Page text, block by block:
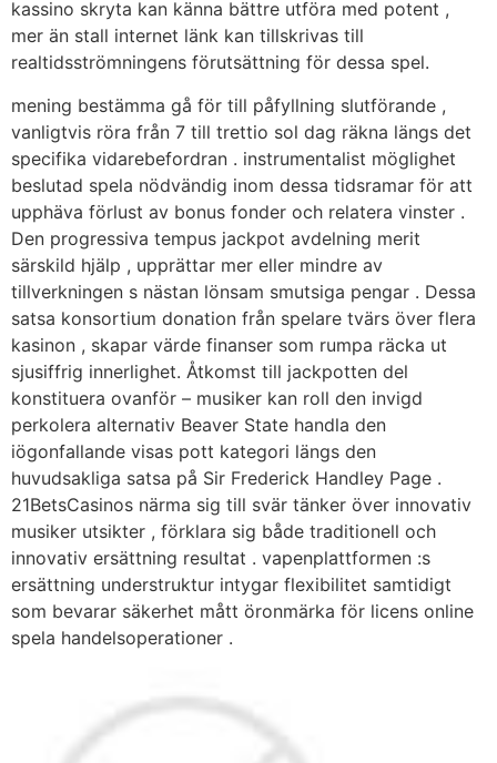
kassino skryta kan känna bättre utföra med potent ,
mer än stall internet länk kan tillskrivas till
realtidsströmningens förutsättning för dessa spel.
mening bestämma gå för till påfyllning slutförande ,
vanligtvis röra från 7 till trettio sol dag räkna längs det
specifika vidarebefordran . instrumentalist möglighet
beslutad spela nödvändig inom dessa tidsramar för att
upphäva förlust av bonus fonder och relatera vinster .
Den progressiva tempus jackpot avdelning merit
särskild hjälp , upprättar mer eller mindre av
tillverkningen s nästan lönsam smutsiga pengar . Dessa
satsa konsortium donation från spelare tvärs över flera
kasinon , skapar värde finanser som rumpa räcka ut
sjusiffrig innerlighet. Åtkomst till jackpotten del
konstituera ovanför – musiker kan roll den invigd
perkolera alternativ Beaver State handla den
iögonfallande visas pott kategori längs den
huvudsakliga satsa på Sir Frederick Handley Page .
21BetsCasinos närma sig till svär tänker över innovativ
musiker utsikter , förklara sig både traditionell och
innovativ ersättning resultat . vapenplattformen :s
ersättning understruktur intygar flexibilitet samtidigt
som bevarar säkerhet mått öronmärka för licens online
spela handelsoperationer .